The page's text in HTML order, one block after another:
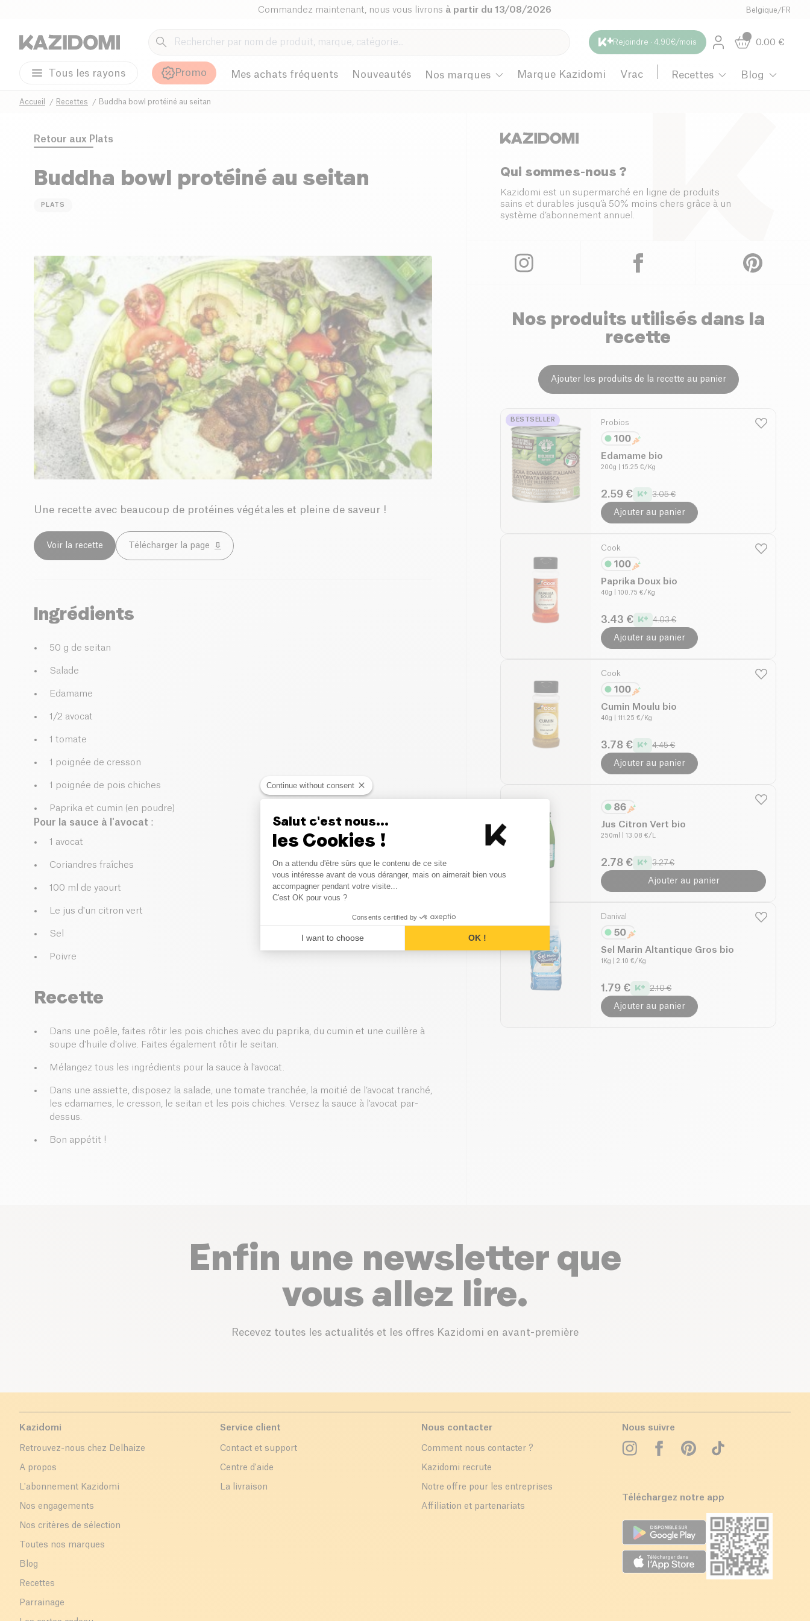
Commandez maintenant, nous vous livrons à partir du 13/08/2026 Belgique /FR
Rejoindre · 4.90€/mois 0.00 €
Tous les rayons Promo Mes achats fréquents Nouveautés Nos marques Marque Kazidomi Vrac Recettes Blog
Accueil Recettes Buddha bowl protéiné au seitan
Retour aux Plats
Buddha bowl protéiné au seitan
PLATS
Une recette avec beaucoup de protéines végétales et pleine de saveur !
Voir la recette Télécharger la page
Ingrédients
50 g de seitan
Salade
Edamame
1/2 avocat
1 tomate
1 poignée de cresson
1 poignée de pois chiches
Paprika et cumin (en poudre)
Pour la sauce à l'avocat :
1 avocat
Coriandres fraîches
100 ml de yaourt
Le jus d'un citron vert
Sel
Poivre
Recette
Dans une poêle, faites rôtir les pois chiches avec du paprika, du cumin et une cuillère à
soupe d'huile d'olive. Faites également rôtir le seitan.
Mélangez tous les ingrédients pour la sauce à l'avocat.
Dans une assiette, disposez la salade, une tomate tranchée, la moitié de l’avocat tranché,
les edamames, le cresson, le seitan et les pois chiches. Versez la sauce à l'avocat par-
dessus.
Bon appétit !
Qui sommes-nous ?
Kazidomi est un supermarché en ligne de produits
sains et durables jusqu’à 50% moins chers grâce à un
système d’abonnement annuel.
Nos produits utilisés dans la
recette
Ajouter les produits de la recette au panier
BESTSELLER Probios
Edamame bio
200g | 15.25 €/Kg
2.59 € 3.05 €
Ajouter au panier
Cook
Paprika Doux bio
40g | 100.75 €/Kg
3.43 € 4.03 €
Ajouter au panier
Cook
Cumin Moulu bio
40g | 111.25 €/Kg
3.78 € 4.45 €
Ajouter au panier
Jus Citron Vert bio
250ml | 13.08 €/L
2.78 € 3.27 €
Ajouter au panier
Danival
Sel Marin Altantique Gros bio
1Kg | 2.10 €/Kg
1.79 € 2.10 €
Ajouter au panier
Enfin une newsletter que
vous allez lire.
Recevez toutes les actualités et les offres Kazidomi en avant-première
Kazidomi
Retrouvez-nous chez Delhaize
A propos
L'abonnement Kazidomi
Nos engagements
Nos critères de sélection
Toutes nos marques
Blog
Recettes
Parrainage
Service client
Contact et support
Centre d'aide
La livraison
Nous contacter
Comment nous contacter ?
Kazidomi recrute
Notre offre pour les entreprises
Affiliation et partenariats
Nous suivre
Téléchargez notre app
Continue without consent
Salut c'est nous...
les Cookies !
Consent Management Platform: Personalize Your Options
On a attendu d'être sûrs que le contenu de ce site
vous intéresse avant de vous déranger, mais on aimerait bien vous
accompagner pendant votre visite...
C'est OK pour vous ?
Consents certified by
I want to choose OK !
Axeptio consent